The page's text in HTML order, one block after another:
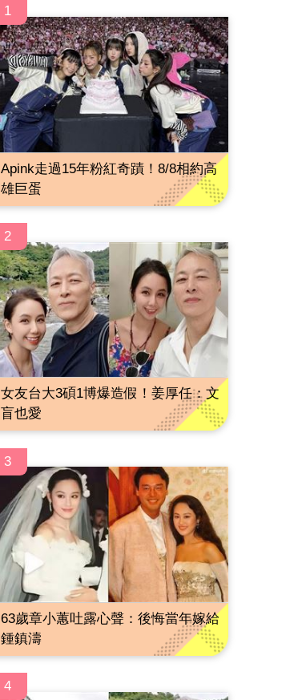
1
Apink走過15年粉紅奇蹟！8/8相約高
雄巨蛋
2
女友台大3碩1博爆造假！姜厚任：文
盲也愛
3
63歲章小蕙吐露心聲：後悔當年嫁給
鍾鎮濤
4